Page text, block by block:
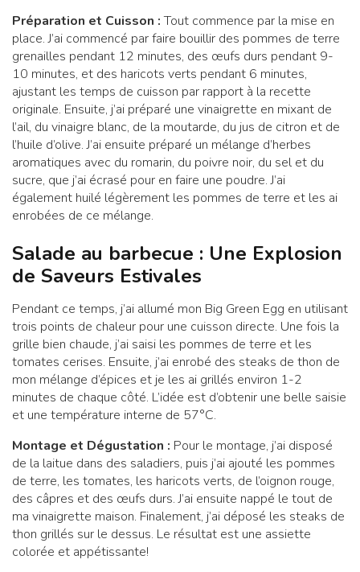
Préparation et Cuisson :Tout commence par la mise en
place. J’ai commencé par faire bouillir des pommes de terre
grenailles pendant 12 minutes, des œufs durs pendant 9-
10 minutes, et des haricots verts pendant 6 minutes,
ajustant les temps de cuisson par rapport à la recette
originale. Ensuite, j’ai préparé une vinaigrette en mixant de
l’ail, du vinaigre blanc, de la moutarde, du jus de citron et de
l’huile d’olive. J’ai ensuite préparé un mélange d’herbes
aromatiques avec du romarin, du poivre noir, du sel et du
sucre, que j’ai écrasé pour en faire une poudre. J’ai
également huilé légèrement les pommes de terre et les ai
enrobées de ce mélange.
Salade au barbecue : Une Explosion
de Saveurs Estivales
Pendant ce temps, j’ai allumé mon Big Green Egg en utilisant
trois points de chaleur pour une cuisson directe. Une fois la
grille bien chaude, j’ai saisi les pommes de terre et les
tomates cerises. Ensuite, j’ai enrobé des steaks de thon de
mon mélange d’épices et je les ai grillés environ 1-2
minutes de chaque côté. L’idée est d’obtenir une belle saisie
et une température interne de 57°C.
Montage et Dégustation : Pour le montage, j’ai disposé
de la laitue dans des saladiers, puis j’ai ajouté les pommes
de terre, les tomates, les haricots verts, de l’oignon rouge,
des câpres et des œufs durs. J’ai ensuite nappé le tout de
ma vinaigrette maison. Finalement, j’ai déposé les steaks de
thon grillés sur le dessus. Le résultat est une assiette
colorée et appétissante!